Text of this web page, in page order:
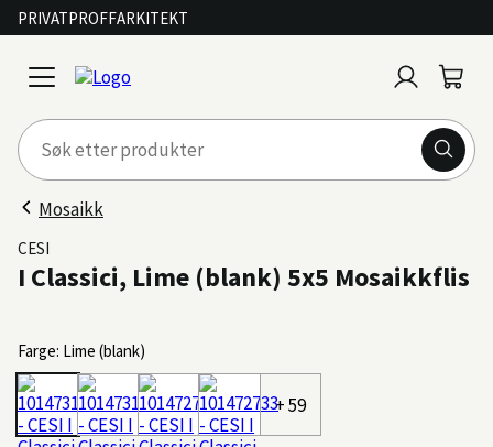
PRIVATPROFFARKITEKT
open
menu
inn
Mosaikk
CESI
I Classici, Lime (blank) 5x5 Mosaikkflis
Farge: Lime (blank)
+ 59